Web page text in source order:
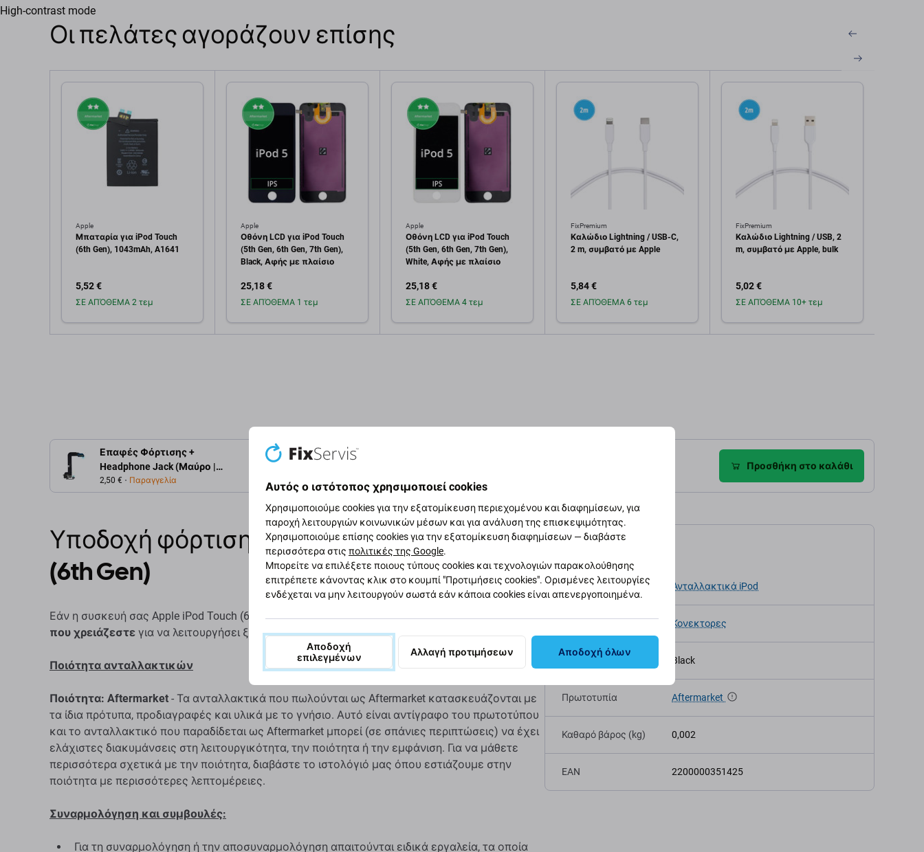
High-contrast mode
Οι πελάτες αγοράζουν επίσης
Apple
Μπαταρία για iPod Touch
(6th Gen), 1043mAh, A1641
5,52 €
ΣΕ ΑΠΌΘΕΜΑ 2 τεμ
Apple
Οθόνη LCD για iPod Touch
(5th Gen, 6th Gen, 7th Gen),
Black, Αφής με πλαίσιο
25,18 €
ΣΕ ΑΠΌΘΕΜΑ 1 τεμ
Apple
Οθόνη LCD για iPod Touch
(5th Gen, 6th Gen, 7th Gen),
White, Αφής με πλαίσιο
25,18 €
ΣΕ ΑΠΌΘΕΜΑ 4 τεμ
FixPremium
Καλώδιο Lightning / USB-C,
2 m, συμβατό με Apple
5,84 €
ΣΕ ΑΠΌΘΕΜΑ 6 τεμ
FixPremium
Καλώδιο Lightning / USB, 2
m, συμβατό με Apple, bulk
5,02 €
ΣΕ ΑΠΌΘΕΜΑ 10+ τεμ
Επαφές Φόρτισης +
Headphone Jack (Μαύρο |
Black) για Apple iPod Touch
(6th Gen)
2,50 € Παραγγελία
Περιγραφή και προδιαγραφές Προσθήκη στο καλάθι
Υποδοχή φόρτισης για Apple iPod Touch
(6th Gen)
Εάν η συσκευή σας Apple iPod Touch (6th Gen) σταμάτησενα φορτίζεται, αυτό είναι τομέρος
που χρειάζεστε για να λειτουργήσει ξανά η συσκευή σας.
Ποιότητα ανταλλακτικών
Ποιότητα: Aftermarket - Τα ανταλλακτικά που πωλούνται ως Aftermarket κατασκευάζονται με
τα ίδια πρότυπα, προδιαγραφές και υλικά με το γνήσιο. Αυτό είναι αντίγραφο του πρωτοτύπου
και το ανταλλακτικό που παραδίδεται ως Aftermarket μπορεί (σε σπάνιες περιπτώσεις) να έχει
ελάχιστες διακυμάνσεις στη λειτουργικότητα, την ποιότητα ή την εμφάνιση. Για να μάθετε
περισσότερα σχετικά με την ποιότητα, διαβάστε το ιστολόγιό μας όπου εστιάζουμε στην
ποιότητα με περισσότερες λεπτομέρειες.
Συναρμολόγηση και συμβουλές:
Για τη συναρμολόγηση ή την αποσυναρμολόγηση απαιτούνται ειδικά εργαλεία, τα οποία
Τύπος συσκευής Ανταλλακτικά iPod
Κονεκτορες
Χρώμα Black
Πρωτοτυπία Aftermarket
Καθαρό βάρος (kg) 0,002
EAN 2200000351425
Αυτός ο ιστότοπος χρησιμοποιεί cookies
Χρησιμοποιούμε cookies για την εξατομίκευση περιεχομένου και διαφημίσεων, για
παροχή λειτουργιών κοινωνικών μέσων και για ανάλυση της επισκεψιμότητας.
Χρησιμοποιούμε επίσης cookies για την εξατομίκευση διαφημίσεων — διαβάστε
περισσότερα στις πολιτικές της Google.
Μπορείτε να επιλέξετε ποιους τύπους cookies και τεχνολογιών παρακολούθησης
επιτρέπετε κάνοντας κλικ στο κουμπί "Προτιμήσεις cookies". Ορισμένες λειτουργίες
ενδέχεται να μην λειτουργούν σωστά εάν κάποια cookies είναι απενεργοποιημένα.
Αποδοχή
επιλεγμένων
Αλλαγή προτιμήσεων Αποδοχή όλων